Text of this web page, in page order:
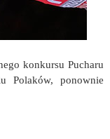
konkursu Pucharu
Polaków, ponownie